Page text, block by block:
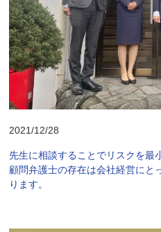
2021/12/28
先生に相談することでリスクを最
顧問弁護士の存在は会社経営にと
ります。